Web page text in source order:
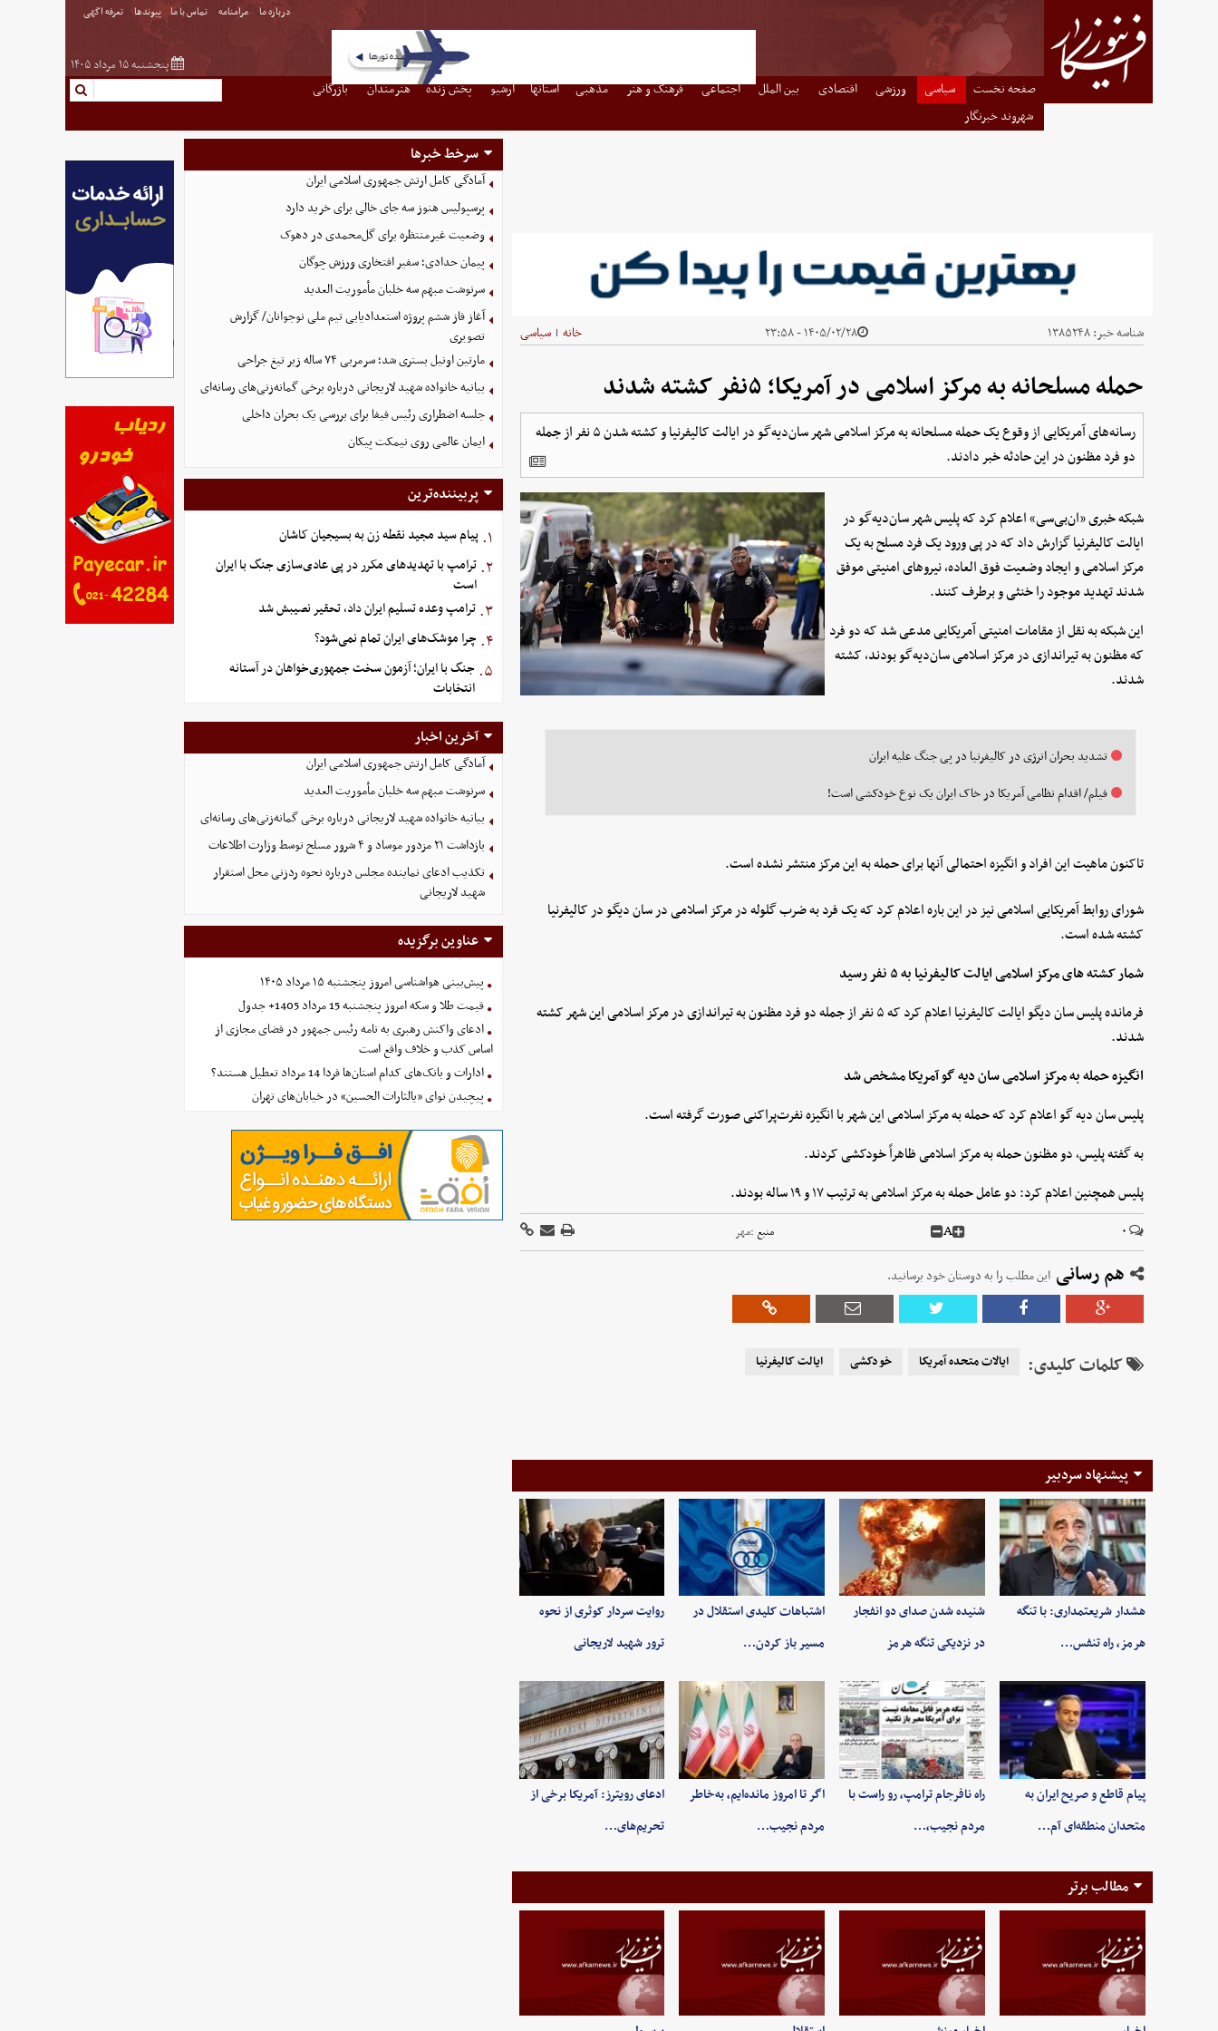
درباره ما مرامنامه تماس با ما پیوندها تعرفه اگهی
پنجشنبه ۱۵ مرداد ۱۴۰۵
صفحه نخست سیاسی ورزشی اقتصادی بین الملل اجتماعی فرهنگ و هنر مذهبی استانها آرشیو پخش زنده هنرمندان
بازرگانی
شهروند خبرنگار
شناسه خبر:۱۳۸۵۲۴۸ ۱۴۰۵/۰۲/۲۸ - ۲۳:۵۸ خانه | سیاسی
حمله مسلحانه به مرکز اسلامی در آمریکا؛ ۵نفر کشته شدند
رسانه‌های آمریکایی از وقوع یک حمله مسلحانه به مرکز اسلامی شهر سان‌دیه‌گو در ایالت کالیفرنیا و کشته شدن ۵ نفر از جمله
دو فرد مظنون در این حادثه خبر دادند.
شبکه خبری «ان‌بی‌سی» اعلام کرد که پلیس شهر سان‌دیه‌گو در
ایالت کالیفرنیا گزارش داد که در پی ورود یک فرد مسلح به یک
مرکز اسلامی و ایجاد وضعیت فوق العاده، نیروهای امنیتی موفق
شدند تهدید موجود را خنثی و برطرف کنند.
این شبکه به نقل از مقامات امنیتی آمریکایی مدعی شد که دو فرد
که مظنون به تیراندازی در مرکز اسلامی سان‌دیه‌گو بودند، کشته
شدند.
تشدید بحران انرژی در کالیفرنیا در پی جنگ علیه ایران
فیلم/ اقدام نظامی آمریکا در خاک ایران یک نوع خودکشی است!
تاکنون ماهیت این افراد و انگیزه احتمالی آنها برای حمله به این مرکز منتشر نشده است.
شورای روابط آمریکایی اسلامی نیز در این باره اعلام کرد که یک فرد به ضرب گلوله در مرکز اسلامی در سان دیگو در کالیفرنیا
کشته شده است.
شمار کشته های مرکز اسلامی ایالت کالیفرنیا به ۵ نفر رسید
فرمانده پلیس سان دیگو ایالت کالیفرنیا اعلام کرد که ۵ نفر از جمله دو فرد مظنون به تیراندازی در مرکز اسلامی این شهر کشته
شدند.
انگیزه حمله به مرکز اسلامی سان دیه گو آمریکا مشخص شد
پلیس سان ‌دیه گو اعلام کرد که حمله به مرکز اسلامی این شهر با انگیزه نفرت‌پراکنی صورت گرفته است.
به گفته پلیس، دو مظنون حمله به مرکز اسلامی ظاهراً خودکشی کردند.
پلیس همچنین اعلام کرد: دو عامل حمله به مرکز اسلامی به ترتیب ۱۷ و ۱۹ ساله بودند.
۰ A منبع :مهر
هم رسانی این مطلب را به دوستان خود برسانید.
کلمات کلیدی: ایالات متحده آمریکا خودکشی ایالت کالیفرنیا
پیشنهاد سردبیر
هشدار شریعتمداری: با تنگه
هرمز، راه تنفس…
شنیده شدن صدای دو انفجار
در نزدیکی تنگه هرمز
اشتباهات کلیدی استقلال در
مسیر باز کردن…
روایت سردار کوثری از نحوه
ترور شهید لاریجانی
پیام قاطع و صریح ایران به
متحدان منطقه‌ای آم…
راه نافرجام ترامپ، رو راست با
مردم نجیب،…
اگر تا امروز مانده‌ایم، به‌خاطر
مردم نجیب…
ادعای رویترز: آمریکا برخی از
تحریم‌های…
مطالب برتر
سرخط خبرها
آمادگی کامل ارتش جمهوری اسلامی ایران
پرسپولیس هنوز سه جای خالی برای خرید دارد
وضعیت غیرمنتظره برای گل‌محمدی در دهوک
پیمان حدادی؛ سفیر افتخاری ورزش چوگان
سرنوشت مبهم سه خلبان مأموریت العدید
آغاز فاز ششم پروژه استعدادیابی تیم ملی نوجوانان/ گزارش
تصویری
مارتین اونیل بستری شد؛ سرمربی ۷۴ ساله زیر تیغ جراحی
بیانیه خانواده شهید لاریجانی درباره برخی گمانه‌زنی‌های رسانه‌ای
جلسه اضطراری رئیس فیفا برای بررسی یک بحران داخلی
ایمان عالمی روی نیمکت پیکان
پربیننده‌ترین
۱. پیام سید مجید نقطه زن به بسیجیان کاشان
۲. ترامپ با تهدیدهای مکرر در پی عادی‌سازی جنگ با ایران
است
۳. ترامپ وعده تسلیم ایران داد، تحقیر نصیبش شد
۴. چرا موشک‌های ایران تمام نمی‌شود؟
۵. جنگ با ایران؛ آزمون سخت جمهوری‌خواهان در آستانه
انتخابات
آخرین اخبار
آمادگی کامل ارتش جمهوری اسلامی ایران
سرنوشت مبهم سه خلبان مأموریت العدید
بیانیه خانواده شهید لاریجانی درباره برخی گمانه‌زنی‌های رسانه‌ای
بازداشت ۲۱ مزدور موساد و ۴ شرور مسلح توسط وزارت اطلاعات
تکذیب ادعای نماینده مجلس درباره نحوه ردزنی محل استقرار
شهید لاریجانی
عناوین برگزیده
پیش‌بینی هواشناسی امروز پنجشنبه ۱۵ مرداد ۱۴۰۵
قیمت طلا و سکه امروز پنجشنبه 15 مرداد 1405+ جدول
ادعای واکنش رهبری به نامه رئیس جمهور در فضای مجازی از
اساس کذب و خلاف واقع است
ادارات و بانک‌های کدام استان‌ها فردا 14 مرداد تعطیل هستند؟
پیچیدن نوای «یالثارات الحسین» در خیابان‌های تهران